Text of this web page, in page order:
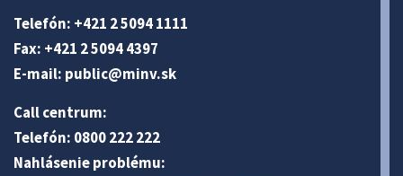
Telefón: +421 2 5094 1111
Fax: +421 2 5094 4397
E-mail: public@minv.sk
Call centrum:
Telefón: 0800 222 222
Nahlásenie problému: